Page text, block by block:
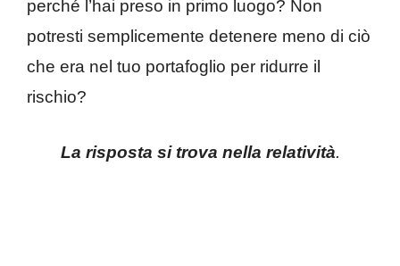
perché l’hai preso in primo luogo? Non
potresti semplicemente detenere meno di ciò
che era nel tuo portafoglio per ridurre il
rischio?
La risposta si trova nella relatività.